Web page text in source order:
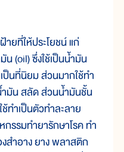
ที่ให้ประโยชน์ แก่
(oil) ซึ่งใช้เป็นน้ำมัน
ป็นที่นิยม ส่วนมากใช้ทำ
ำมัน สลัด ส่วนน้ำมันชั้น
ช้ทำเป็นตัวทำละลาย
กรรมทำยารักษาโรค ทำ
สำอาง ยาง พลาสติก